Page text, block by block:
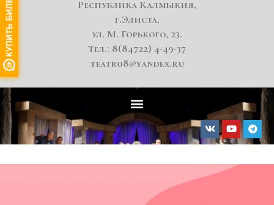
Республика Калмыкия,
г.Элиста,
ул. М. Горького, 23.
Тел.: 8(84722) 4-49-37
teatr08@yandex.ru